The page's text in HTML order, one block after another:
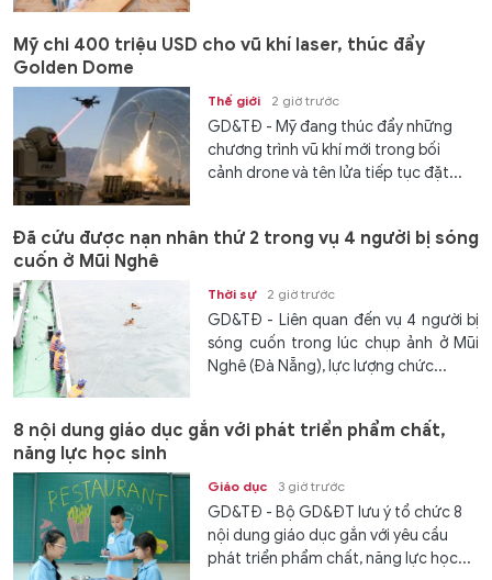
Mỹ chi 400 triệu USD cho vũ khí laser, thúc đẩy
Golden Dome
Thế giới 2 giờ trước
GD&TĐ - Mỹ đang thúc đẩy những
chương trình vũ khí mới trong bối
cảnh drone và tên lửa tiếp tục đặt...
Đã cứu được nạn nhân thứ 2 trong vụ 4 người bị sóng
cuốn ở Mũi Nghê
Thời sự 2 giờ trước
GD&TĐ - Liên quan đến vụ 4 người bị
sóng cuốn trong lúc chụp ảnh ở Mũi
Nghê (Đà Nẵng), lực lượng chức...
8 nội dung giáo dục gắn với phát triển phẩm chất,
năng lực học sinh
Giáo dục 3 giờ trước
GD&TĐ - Bộ GD&ĐT lưu ý tổ chức 8
nội dung giáo dục gắn với yêu cầu
phát triển phẩm chất, năng lực học...